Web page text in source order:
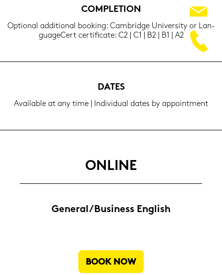
COM­PLE­TI­ON
Op­tio­nal ad­di­tio­nal boo­king: Cam­bridge Uni­ver­si­ty or Lan­
guageCert cer­ti­fi­ca­te: C2 | C1 | B2 | B1 | A2
DATES
Availa­ble at any time | In­di­vi­du­al dates by ap­point­ment
ON­LINE
Ge­ne­ral/Busi­ness Eng­lish
BOOK NOW